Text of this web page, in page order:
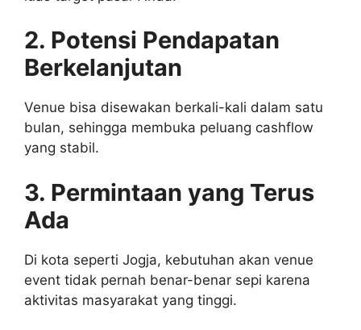
2. Potensi Pendapatan
Berkelanjutan
Venue bisa disewakan berkali-kali dalam satu
bulan, sehingga membuka peluang cashflow
yang stabil.
3. Permintaan yang Terus
Ada
Di kota seperti Jogja, kebutuhan akan venue
event tidak pernah benar-benar sepi karena
aktivitas masyarakat yang tinggi.